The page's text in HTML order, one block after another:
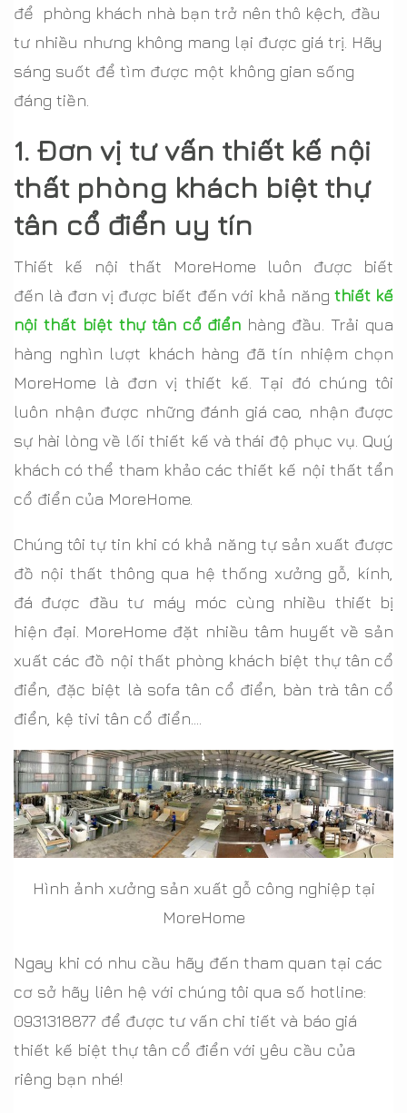
để phòng khách nhà bạn trở nên thô kệch, đầu
tư nhiều nhưng không mang lại được giá trị. Hãy
sáng suốt để tìm được một không gian sống
đáng tiền.
1. Đơn vị tư vấn thiết kế nội
thất phòng khách biệt thự
tân cổ điển uy tín
Thiết kế nội thất MoreHome luôn được biết
đến là đơn vị được biết đến với khả năng thiết kế
nội thất biệt thự tân cổ điển hàng đầu. Trải qua
hàng nghìn lượt khách hàng đã tín nhiệm chọn
MoreHome là đơn vị thiết kế. Tại đó chúng tôi
luôn nhận được những đánh giá cao, nhận được
sự hài lòng về lối thiết kế và thái độ phục vụ. Quý
khách có thể tham khảo các thiết kế nội thất tẩn
cổ điển của MoreHome.
Chúng tôi tự tin khi có khả năng tự sản xuất được
đồ nội thất thông qua hệ thống xưởng gỗ, kính,
đá được đầu tư máy móc cùng nhiều thiết bị
hiện đại. MoreHome đặt nhiều tâm huyết về sản
xuất các đồ nội thất phòng khách biệt thự tân cổ
điển, đặc biệt là sofa tân cổ điển, bàn trà tân cổ
điển, kệ tivi tân cổ điển….
Hình ảnh xưởng sản xuất gỗ công nghiệp tại
MoreHome
Ngay khi có nhu cầu hãy đến tham quan tại các
cơ sở hãy liên hệ với chúng tôi qua số hotline:
0931318877 để được tư vấn chi tiết và báo giá
thiết kế biệt thự tân cổ điển với yêu cầu của
riêng bạn nhé!